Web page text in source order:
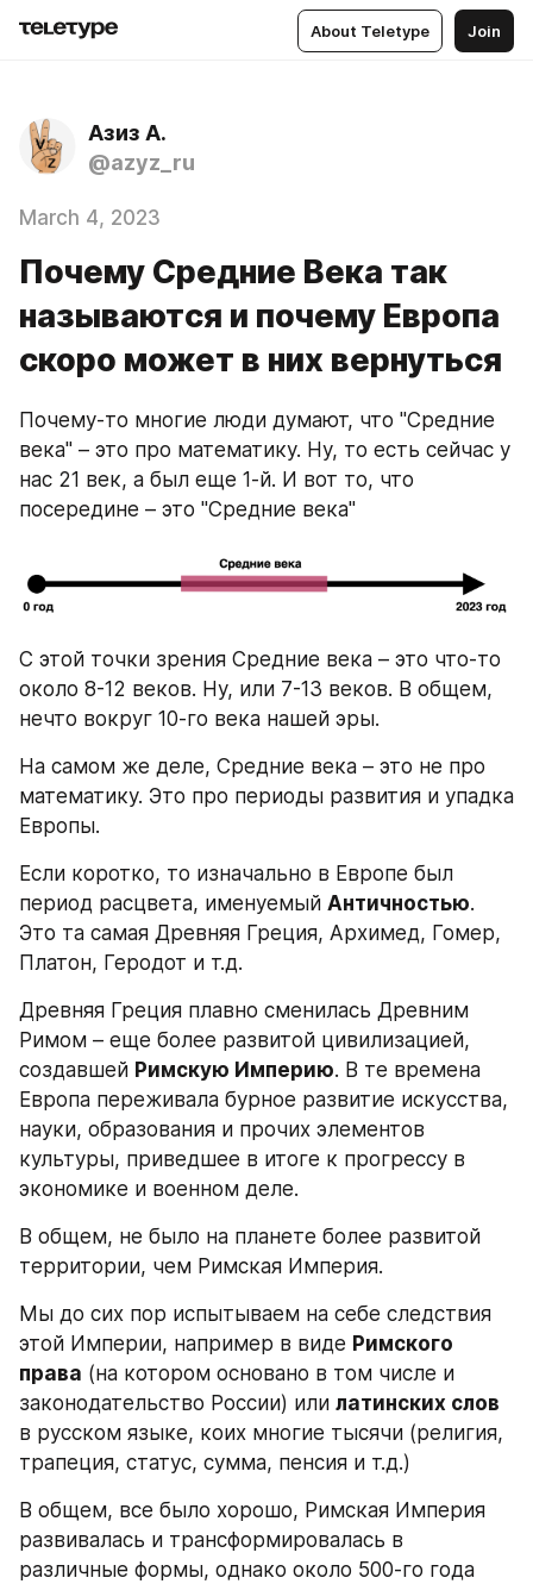
About Teletype Join
Азиз А.
@azyz_ru
March 4, 2023
Почему Средние Века так
называются и почему Европа
скоро может в них вернуться
Почему-то многие люди думают, что "Средние
века" – это про математику. Ну, то есть сейчас у
нас 21 век, а был еще 1-й. И вот то, что
посередине – это "Средние века"
С этой точки зрения Средние века – это что-то
около 8-12 веков. Ну, или 7-13 веков. В общем,
нечто вокруг 10-го века нашей эры.
На самом же деле, Средние века – это не про
математику. Это про периоды развития и упадка
Европы.
Если коротко, то изначально в Европе был
период расцвета, именуемый Античностью.
Это та самая Древняя Греция, Архимед, Гомер,
Платон, Геродот и т.д.
Древняя Греция плавно сменилась Древним
Римом – еще более развитой цивилизацией,
создавшей Римскую Империю. В те времена
Европа переживала бурное развитие искусства,
науки, образования и прочих элементов
культуры, приведшее в итоге к прогрессу в
экономике и военном деле.
В общем, не было на планете более развитой
территории, чем Римская Империя.
Мы до сих пор испытываем на себе следствия
этой Империи, например в виде Римского
права (на котором основано в том числе и
законодательство России) или латинских слов
в русском языке, коих многие тысячи (религия,
трапеция, статус, сумма, пенсия и т.д.)
В общем, все было хорошо, Римская Империя
развивалась и трансформировалась в
различные формы, однако около 500-го года